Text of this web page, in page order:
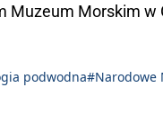
Muzeum Morskim w
podwodna#Narodowe